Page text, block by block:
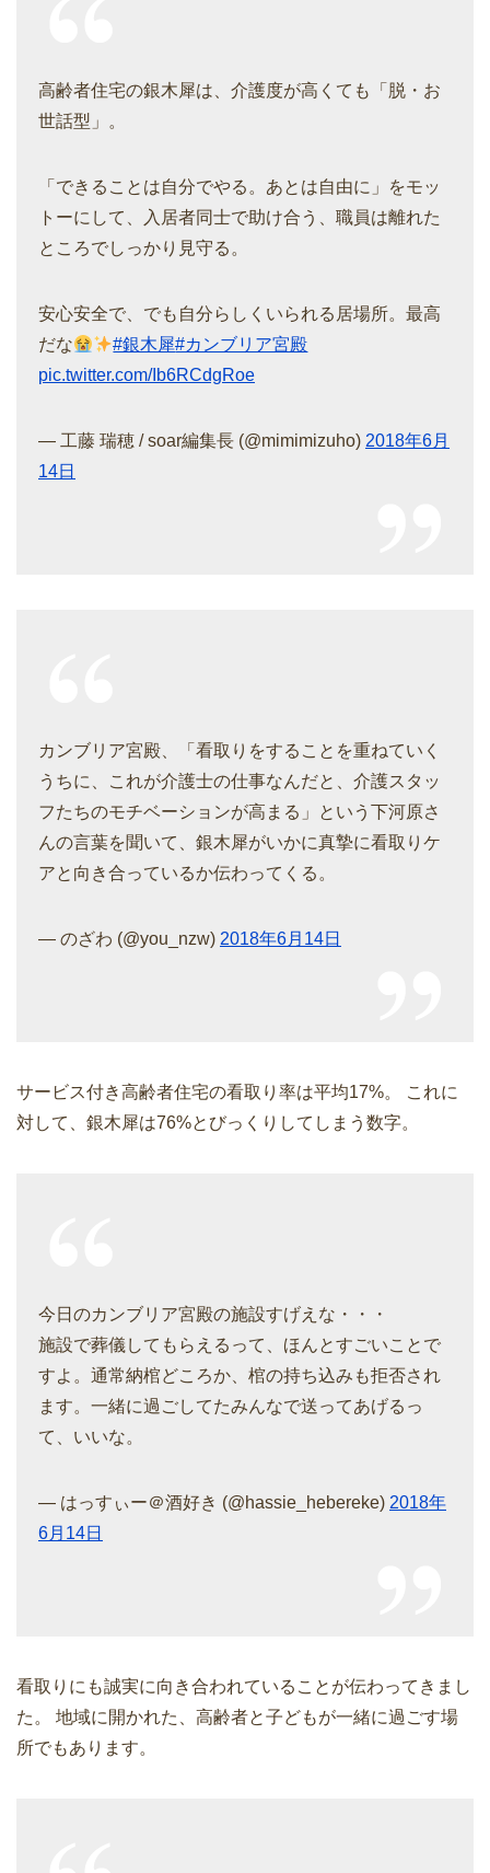
高齢者住宅の銀木犀は、介護度が高くても「脱・お
世話型」。
「できることは自分でやる。あとは自由に」をモッ
トーにして、入居者同士で助け合う、職員は離れた
ところでしっかり見守る。
安心安全で、でも自分らしくいられる居場所。最高
だな
#銀木犀#カンブリア宮殿
pic.twitter.com/Ib6RCdgRoe
— 工藤 瑞穂 / soar編集長 (@mimimizuho) 2018年6月
14日
カンブリア宮殿、「看取りをすることを重ねていく
うちに、これが介護士の仕事なんだと、介護スタッ
フたちのモチベーションが高まる」という下河原さ
んの言葉を聞いて、銀木犀がいかに真摯に看取りケ
アと向き合っているか伝わってくる。
— のざわ (@you_nzw) 2018年6月14日
サービス付き高齢者住宅の看取り率は平均17%。 これに
対して、銀木犀は76%とびっくりしてしまう数字。
今日のカンブリア宮殿の施設すげえな・・・
施設で葬儀してもらえるって、ほんとすごいことで
すよ。通常納棺どころか、棺の持ち込みも拒否され
ます。一緒に過ごしてたみんなで送ってあげるっ
て、いいな。
— はっすぃー＠酒好き (@hassie_hebereke) 2018年
6月14日
看取りにも誠実に向き合われていることが伝わってきまし
た。 地域に開かれた、高齢者と子どもが一緒に過ごす場
所でもあります。